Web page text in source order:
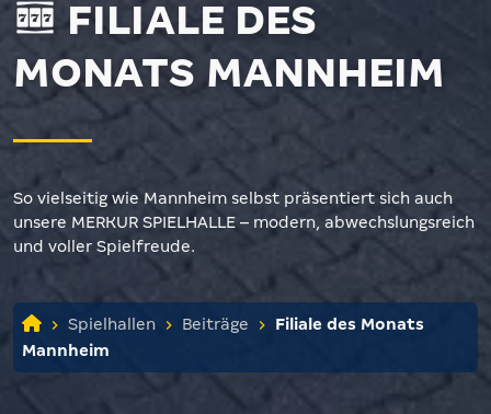
FILIALE DES
MONATS MANNHEIM
So vielseitig wie Mannheim selbst präsentiert sich auch
unsere MERKUR SPIELHALLE – modern, abwechslungsreich
und voller Spielfreude.
Spielhallen Beiträge
Filiale des Monats
Mannheim